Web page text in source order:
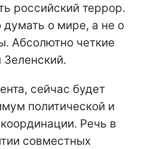
российский террор.
думать о мире, а не о
Абсолютно четкие
Зеленский.
сейчас будет
политической и
Речь в
совместных